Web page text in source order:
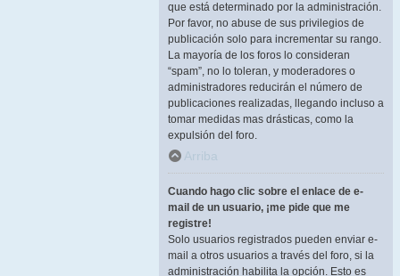
que está determinado por la administración.
Por favor, no abuse de sus privilegios de
publicación solo para incrementar su rango.
La mayoría de los foros lo consideran
“spam”, no lo toleran, y moderadores o
administradores reducirán el número de
publicaciones realizadas, llegando incluso a
tomar medidas mas drásticas, como la
expulsión del foro.
Arriba
Cuando hago clic sobre el enlace de e-
mail de un usuario, ¡me pide que me
registre!
Solo usuarios registrados pueden enviar e-
mail a otros usuarios a través del foro, si la
administración habilita la opción. Esto es